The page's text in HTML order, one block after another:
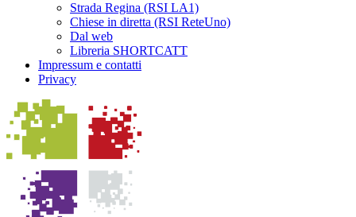
Strada Regina (RSI LA1)
Chiese in diretta (RSI ReteUno)
Dal web
Libreria SHORTCATT
Impressum e contatti
Privacy